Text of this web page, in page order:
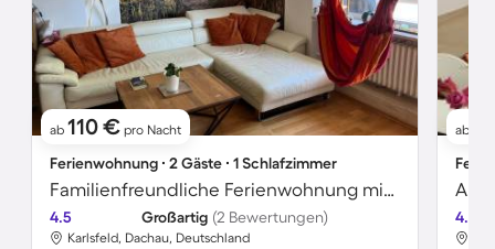
ab 110 € pro Nacht
Ferienwohnung ∙ 2 Gäste ∙ 1 Schlafzimmer
Familienfreundliche Ferienwohnung mit Garten | Gartenblick | Haustierfreundlich
4.5 Großartig (2 Bewertungen)
Karlsfeld, Dachau, Deutschland
ab
4.0